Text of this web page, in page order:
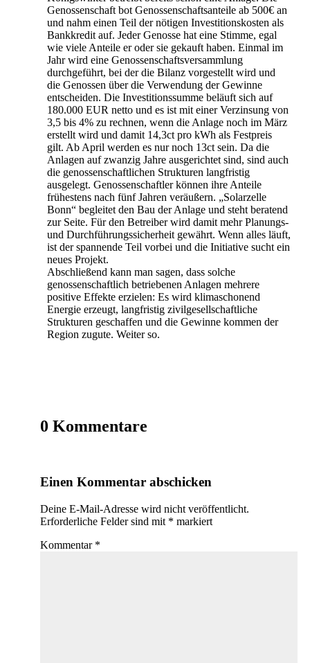
Genossenschaft bot Genossenschaftsanteile ab 500€ an
und nahm einen Teil der nötigen Investitionskosten als
Bankkredit auf. Jeder Genosse hat eine Stimme, egal
wie viele Anteile er oder sie gekauft haben. Einmal im
Jahr wird eine Genossenschaftsversammlung
durchgeführt, bei der die Bilanz vorgestellt wird und
die Genossen über die Verwendung der Gewinne
entscheiden. Die Investitionssumme beläuft sich auf
180.000 EUR netto und es ist mit einer Verzinsung von
3,5 bis 4% zu rechnen, wenn die Anlage noch im März
erstellt wird und damit 14,3ct pro kWh als Festpreis
gilt. Ab April werden es nur noch 13ct sein. Da die
Anlagen auf zwanzig Jahre ausgerichtet sind, sind auch
die genossenschaftlichen Strukturen langfristig
ausgelegt. Genossenschaftler können ihre Anteile
frühestens nach fünf Jahren veräußern. „Solarzelle
Bonn“ begleitet den Bau der Anlage und steht beratend
zur Seite. Für den Betreiber wird damit mehr Planungs-
und Durchführungssicherheit gewährt. Wenn alles läuft,
ist der spannende Teil vorbei und die Initiative sucht ein
neues Projekt.
Abschließend kann man sagen, dass solche
genossenschaftlich betriebenen Anlagen mehrere
positive Effekte erzielen: Es wird klimaschonend
Energie erzeugt, langfristig zivilgesellschaftliche
Strukturen geschaffen und die Gewinne kommen der
Region zugute. Weiter so.
0 Kommentare
Einen Kommentar abschicken
Deine E-Mail-Adresse wird nicht veröffentlicht.
Erforderliche Felder sind mit * markiert
Kommentar *